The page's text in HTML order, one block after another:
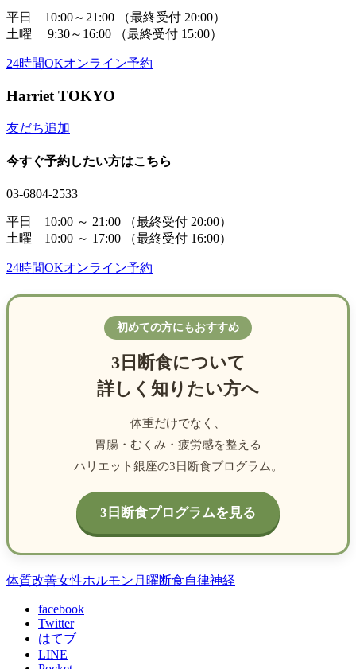
平日 10:00～21:00
（最終受付 20:00）
土曜 9:30～16:00
（最終受付 15:00）
24時間OKオンライン予約
Harriet TOKYO
友だち追加
今すぐ予約したい方はこちら
03-6804-2533
平日 10:00 ～ 21:00
（最終受付 20:00）
土曜 10:00 ～ 17:00
（最終受付 16:00）
24時間OKオンライン予約
初めての方にもおすすめ
3日断食について
詳しく知りたい方へ
体重だけでなく、
胃腸・むくみ・疲労感を整える
ハリエット銀座の3日断食プログラム。
3日断食プログラムを見る
体質改善女性ホルモン月曜断食自律神経
facebook
Twitter
はてブ
LINE